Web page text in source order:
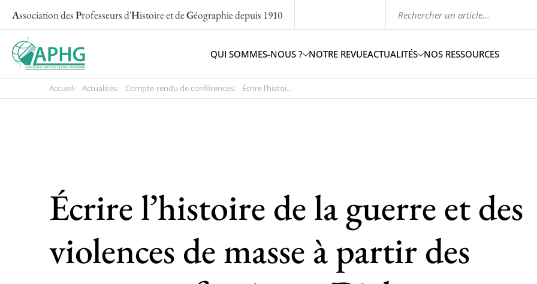
Association desProfesseurs d'Histoire et deGéographiedepuis 1910
QUI SOMMES-NOUS ? NOTRE REVUEACTUALITÉS NOS RESSOURCES
Accueil Actualités Compte-rendu de conférences Écrire l’histoi...
Écrire l’histoire de la guerre et des
violences de masse à partir des